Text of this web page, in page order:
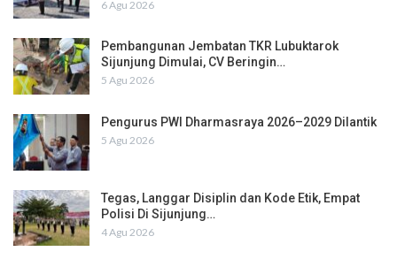
6 Agu 2026
Pembangunan Jembatan TKR Lubuktarok
Sijunjung Dimulai, CV Beringin…
5 Agu 2026
Pengurus PWI Dharmasraya 2026–2029 Dilantik
5 Agu 2026
Tegas, Langgar Disiplin dan Kode Etik, Empat
Polisi Di Sijunjung…
4 Agu 2026